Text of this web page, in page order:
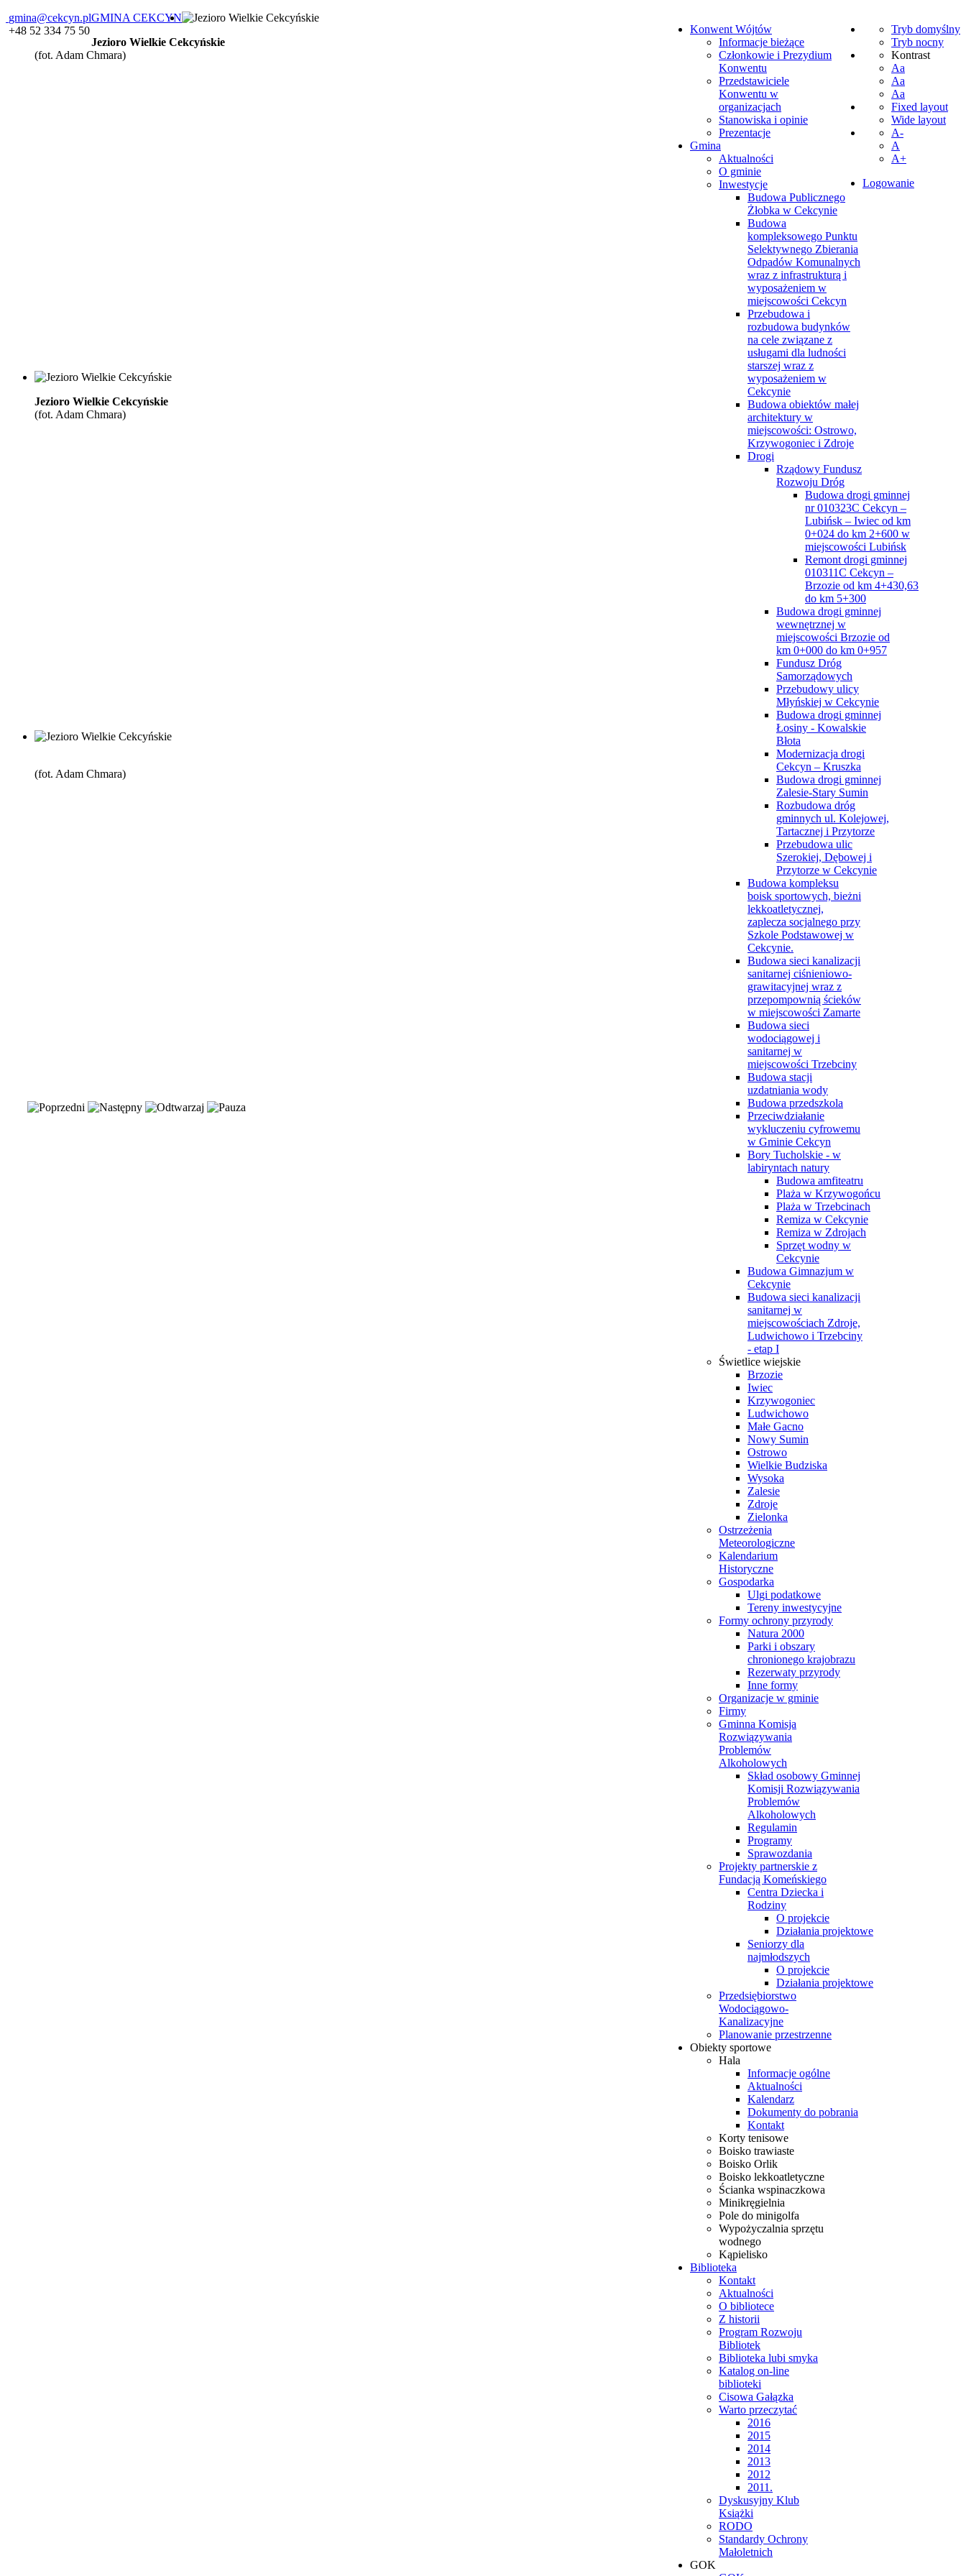
gmina@cekcyn.pl
+48 52 334 75 50
Tryb domyślny
Tryb nocny
Kontrast
Aa
Aa
Aa
Fixed layout
Wide layout
A-
A
A+
Logowanie
GMINA CEKCYN
Konwent Wójtów
Informacje bieżące
Członkowie i Prezydium
Konwentu
Przedstawiciele
Konwentu w
organizacjach
Stanowiska i opinie
Prezentacje
Gmina
Aktualności
O gminie
Inwestycje
Budowa Publicznego
Żłobka w Cekcynie
Budowa
kompleksowego Punktu
Selektywnego Zbierania
Odpadów Komunalnych
wraz z infrastrukturą i
wyposażeniem w
miejscowości Cekcyn
Przebudowa i
rozbudowa budynków
na cele związane z
usługami dla ludności
starszej wraz z
wyposażeniem w
Cekcynie
Budowa obiektów małej
architektury w
miejscowości: Ostrowo,
Krzywogoniec i Zdroje
Drogi
Rządowy Fundusz
Rozwoju Dróg
Budowa drogi gminnej
nr 010323C Cekcyn –
Lubińsk – Iwiec od km
0+024 do km 2+600 w
miejscowości Lubińsk
Remont drogi gminnej
010311C Cekcyn –
Brzozie od km 4+430,63
do km 5+300
Budowa drogi gminnej
wewnętrznej w
miejscowości Brzozie od
km 0+000 do km 0+957
Fundusz Dróg
Samorządowych
Przebudowy ulicy
Młyńskiej w Cekcynie
Budowa drogi gminnej
Łosiny - Kowalskie
Błota
Modernizacja drogi
Cekcyn – Kruszka
Budowa drogi gminnej
Zalesie-Stary Sumin
Rozbudowa dróg
gminnych ul. Kolejowej,
Tartacznej i Przytorze
Przebudowa ulic
Szerokiej, Dębowej i
Przytorze w Cekcynie
Budowa kompleksu
boisk sportowych, bieżni
lekkoatletycznej,
zaplecza socjalnego przy
Szkole Podstawowej w
Cekcynie.
Budowa sieci kanalizacji
sanitarnej ciśnieniowo-
grawitacyjnej wraz z
przepompownią ścieków
w miejscowości Zamarte
Budowa sieci
wodociągowej i
sanitarnej w
miejscowości Trzebciny
Budowa stacji
uzdatniania wody
Budowa przedszkola
Przeciwdziałanie
wykluczeniu cyfrowemu
w Gminie Cekcyn
Bory Tucholskie - w
labiryntach natury
Budowa amfiteatru
Plaża w Krzywogońcu
Plaża w Trzebcinach
Remiza w Cekcynie
Remiza w Zdrojach
Sprzęt wodny w
Cekcynie
Budowa Gimnazjum w
Cekcynie
Budowa sieci kanalizacji
sanitarnej w
miejscowościach Zdroje,
Ludwichowo i Trzebciny
- etap I
Świetlice wiejskie
Brzozie
Iwiec
Krzywogoniec
Ludwichowo
Małe Gacno
Nowy Sumin
Ostrowo
Wielkie Budziska
Wysoka
Zalesie
Zdroje
Zielonka
Ostrzeżenia
Meteorologiczne
Kalendarium
Historyczne
Gospodarka
Ulgi podatkowe
Tereny inwestycyjne
Formy ochrony przyrody
Natura 2000
Parki i obszary
chronionego krajobrazu
Rezerwaty przyrody
Inne formy
Organizacje w gminie
Firmy
Gminna Komisja
Rozwiązywania
Problemów
Alkoholowych
Skład osobowy Gminnej
Komisji Rozwiązywania
Problemów
Alkoholowych
Regulamin
Programy
Sprawozdania
Projekty partnerskie z
Fundacją Komeńskiego
Centra Dziecka i
Rodziny
O projekcie
Działania projektowe
Seniorzy dla
najmłodszych
O projekcie
Działania projektowe
Przedsiębiorstwo
Wodociągowo-
Kanalizacyjne
Planowanie przestrzenne
Obiekty sportowe
Hala
Informacje ogólne
Aktualności
Kalendarz
Dokumenty do pobrania
Kontakt
Korty tenisowe
Boisko trawiaste
Boisko Orlik
Boisko lekkoatletyczne
Ścianka wspinaczkowa
Minikręgielnia
Pole do minigolfa
Wypożyczalnia sprzętu
wodnego
Kąpielisko
Biblioteka
Kontakt
Aktualności
O bibliotece
Z historii
Program Rozwoju
Bibliotek
Biblioteka lubi smyka
Katalog on-line
biblioteki
Cisowa Gałązka
Warto przeczytać
2016
2015
2014
2013
2012
2011.
Dyskusyjny Klub
Książki
RODO
Standardy Ochrony
Małoletnich
GOK
Jezioro Wielkie Cekcyńskie
(fot. Adam Chmara)
Jezioro Wielkie Cekcyńskie
(fot. Adam Chmara)
(fot. Adam Chmara)